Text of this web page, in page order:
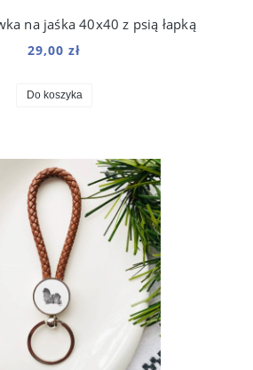
na jaśka 40x40 z psią łapką
29,00 zł
Do koszyka